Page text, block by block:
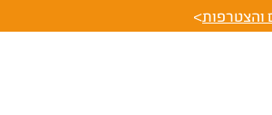
והצטרפות>